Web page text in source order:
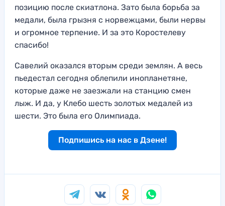
позицию после скиатлона. Зато была борьба за
медали, была грызня с норвежцами, были нервы
и огромное терпение. И за это Коростелеву
спасибо!
Савелий оказался вторым среди землян. А весь
пьедестал сегодня облепили инопланетяне,
которые даже не заезжали на станцию смен
лыж. И да, у Клебо шесть золотых медалей из
шести. Это была его Олимпиада.
Подпишись на нас в Дзене!